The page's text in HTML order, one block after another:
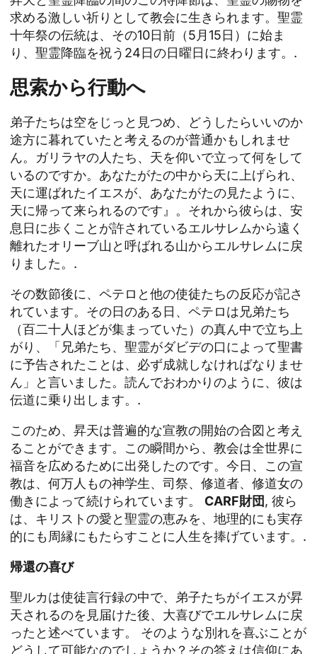
求める激しい祈りとして教会に生きられます。聖霊
十年祭の伝統は、その10日前（5月15日）に始ま
り、聖霊降臨を祝う24日の日曜日に終わります。.
思索から行動へ
弟子たちは空をじっと見つめ、どうしたらいいのか
途方に暮れていたと考えるのが普通かもしれませ
ん。ガリラヤの人たち、天を仰いで立って何をして
いるのですか。あなたがたの中から天に上げられ、
天に運ばれたイエスが、あなたがたの見たように、
天に帰って来られるのです』。それから彼らは、安
息日に歩くことが許されているエルサレムから遠く
離れたオリーブ山と呼ばれる山からエルサレムに戻
りました。.
その数節後に、ペテロと他の使徒たちの反応が記さ
れています。その日のある日、ペテロは兄弟たち
（百二十人ほどが集まっていた）の真ん中で立ち上
がり、「兄弟たち、聖霊がダビデの口によって聖書
に予告されたことは、必ず成就しなければなりませ
ん」と言いました。読んでおわかりのように、彼は
伝道に乗り出します。.
このため、昇天は普遍的な宣教の開始の合図と考え
ることができます。この瞬間から、教会は全世界に
福音を広めるために出発したのです。今日、この宣
教は、何万人もの神学生、司祭、修道者、修道女の
働きによって続けられています。 CARF財団, 彼ら
は、キリストの愛と聖霊の恵みを、地理的にも実存
的にも周縁にもたらすことに人生を捧げています。.
帰還の喜び
聖ルカは使徒言行録の中で、弟子たちがイエスが昇
天されるのを見届けた後、大喜びでエルサレムに戻
ったと述べています。 そのような別れを喜ぶことが
どうして可能なのでしょうか？その答えは信仰にあ